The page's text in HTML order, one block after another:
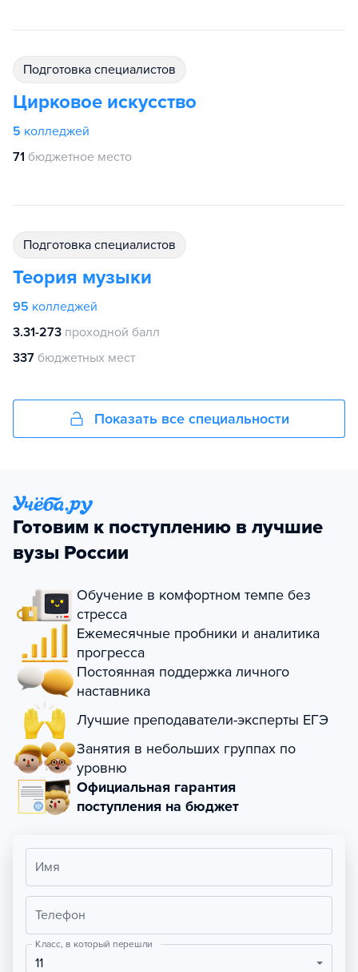
подготовка специалистов
Цирковое искусство
5 колледжей
71 бюджетное место
подготовка специалистов
Теория музыки
95 колледжей
3.31-273 проходной балл
337 бюджетных мест
Показать все специальности
Готовим к поступлению в лучшие
вузы России
Обучение в комфортном темпе без
стресса
Ежемесячные пробники и аналитика
прогресса
Постоянная поддержка личного
наставника
Лучшие преподаватели-эксперты ЕГЭ
Занятия в небольших группах по
уровню
Официальная гарантия
поступления на бюджет
Имя
Телефон
Класс, в который перешли
11